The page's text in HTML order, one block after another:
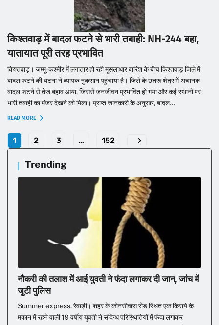
किश्तवाड़ में बादल फटने से भारी तबाही: NH-244 बहा,
यातायात पूरी तरह प्रभावित
किश्तवाड़। जम्मू-कश्मीर में लगातार हो रही मूसलाधार बारिश के बीच किश्तवाड़ जिले में
बादल फटने की घटना ने व्यापक नुकसान पहुंचाया है। जिले के छतरू क्षेत्र में अचानक
बादल फटने से तेज बहाव आया, जिससे जनजीवन प्रभावित हो गया और कई स्थानों पर
भारी तबाही का मंजर देखने को मिला। प्राप्त जानकारी के अनुसार, बादल...
READ MORE
1 2 3 … 152
Trending
नौकरी की तलाश में आई युवती ने फंदा लगाकर दी जान, जांच में
जुटी पुलिस
Summer express, रेवाड़ी। शहर के कोनसीवास रोड स्थित एक किराये के
मकान में रहने वाली 19 वर्षीय युवती ने संदिग्ध परिस्थितियों में फंदा लगाकर